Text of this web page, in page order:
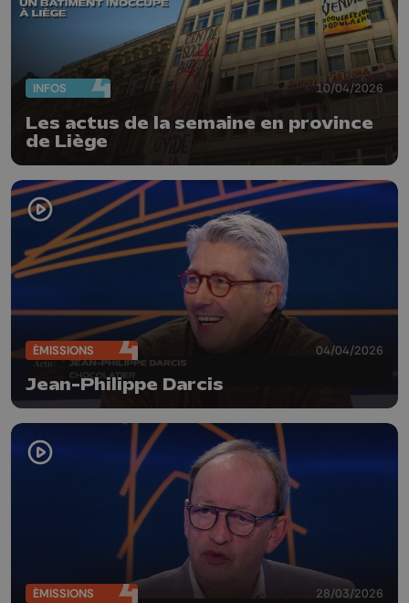
INFOS 10/04/2026
Les actus de la semaine en province
de Liège
ÉMISSIONS 04/04/2026
Jean-Philippe Darcis
ÉMISSIONS 28/03/2026